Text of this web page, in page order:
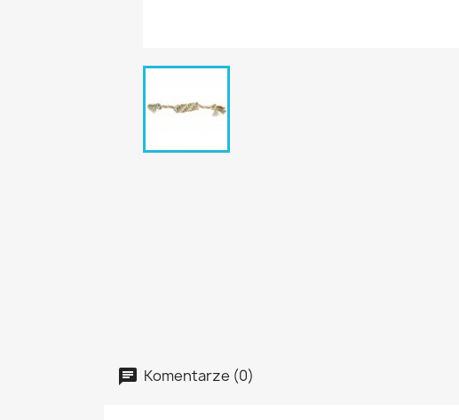
Komentarze (0)